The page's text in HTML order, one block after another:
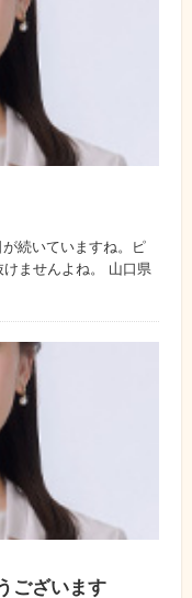
続いていますね。ピ
ませんよね。 山口県
ございます